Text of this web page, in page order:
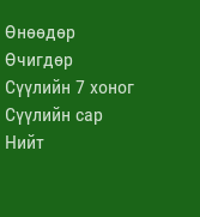
Өнөөдөр
Өчигдөр
Сүүлийн 7 хоног
Сүүлийн сар
Нийт